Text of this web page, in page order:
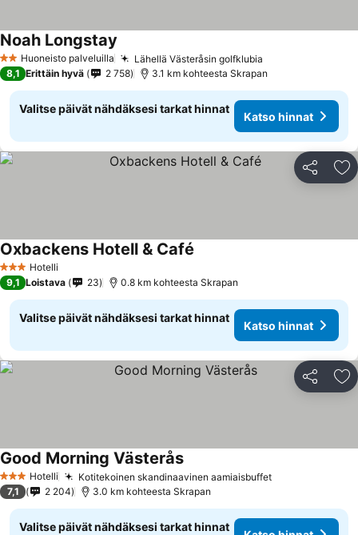
2 Tähtiluokitus
Huoneisto palveluilla Lähellä Västeråsin golfklubia
Noah Longstay
8,1 Erittäin hyvä 2 758 3.1 km kohteesta Skrapan
Valitse päivät nähdäksesi tarkat hinnat
Katso hinnat
Jaa
3 Tähtiluokitus
Hotelli
Oxbackens Hotell & Café
9,1 Loistava 23 0.8 km kohteesta Skrapan
Valitse päivät nähdäksesi tarkat hinnat
Katso hinnat
Jaa
3 Tähtiluokitus
Hotelli Kotitekoinen skandinaavinen aamiaisbuffetKatso hinnat
Good Morning VästeråsKatso hinnat
7,1 2 204 3.0 km kohteesta Skrapan
Valitse päivät nähdäksesi tarkat hinnat